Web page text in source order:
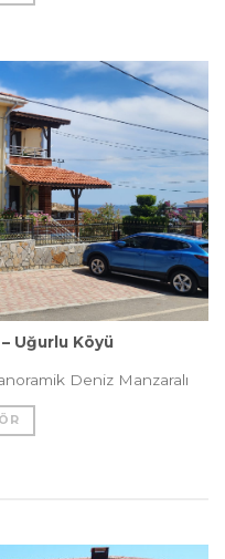
– Uğurlu Köyü
Deniz Manzaralı